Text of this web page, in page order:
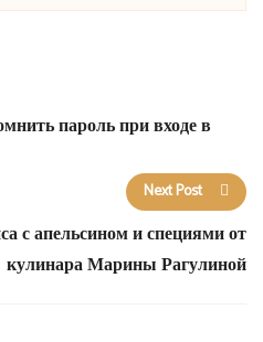
пароль при входе в
Next Post
с апельсином и специями от
кулинара Марины Рагулиной